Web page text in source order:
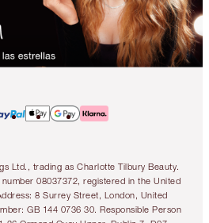
Ltd., trading as Charlotte Tilbury Beauty.
08037372, registered in the United
8 Surrey Street, London, United
GB 144 0736 30. Responsible Person